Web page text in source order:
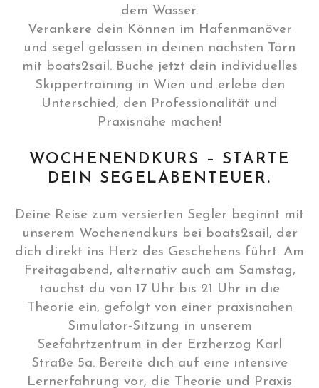
dem Wasser.
Verankere dein Können im Hafenmanöver
und segel gelassen in deinen nächsten Törn
mit boats2sail. Buche jetzt dein individuelles
Skippertraining in Wien und erlebe den
Unterschied, den Professionalität und
Praxisnähe machen!
WOCHENENDKURS – STARTE
DEIN SEGELABENTEUER.
Deine Reise zum versierten Segler beginnt mit
unserem Wochenendkurs bei boats2sail, der
dich direkt ins Herz des Geschehens führt. Am
Freitagabend, alternativ auch am Samstag,
tauchst du von 17 Uhr bis 21 Uhr in die
Theorie ein, gefolgt von einer praxisnahen
Simulator-Sitzung in unserem
Seefahrtzentrum in der Erzherzog Karl
Straße 5a. Bereite dich auf eine intensive
Lernerfahrung vor, die Theorie und Praxis